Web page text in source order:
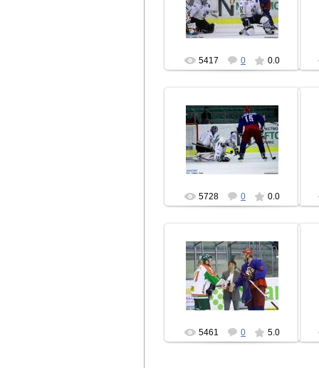
hcbrest
5417 0 0.0
14.08.2010
hcbrest
5728 0 0.0
14.08.2010
hcbrest
5461 0 5.0